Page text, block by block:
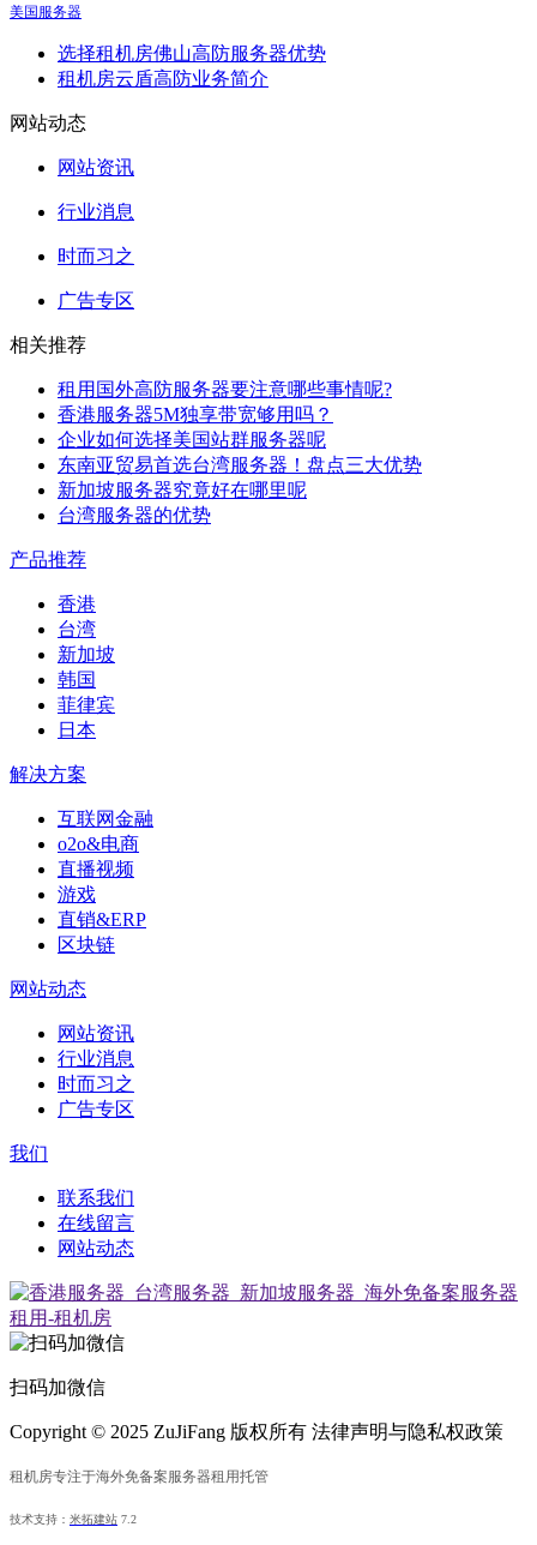
美国服务器
选择租机房佛山高防服务器优势
租机房云盾高防业务简介
网站动态
网站资讯
行业消息
时而习之
广告专区
相关推荐
租用国外高防服务器要注意哪些事情呢?
香港服务器5M独享带宽够用吗？
企业如何选择美国站群服务器呢
东南亚贸易首选台湾服务器！盘点三大优势
新加坡服务器究竟好在哪里呢
台湾服务器的优势
产品推荐
香港
台湾
新加坡
韩国
菲律宾
日本
解决方案
互联网金融
o2o&电商
直播视频
游戏
直销&ERP
区块链
网站动态
网站资讯
行业消息
时而习之
广告专区
我们
联系我们
在线留言
网站动态
扫码加微信
Copyright © 2025 ZuJiFang 版权所有 法律声明与隐私权政策
租机房专注于海外免备案服务器租用托管
技术支持： 米拓建站 7.2